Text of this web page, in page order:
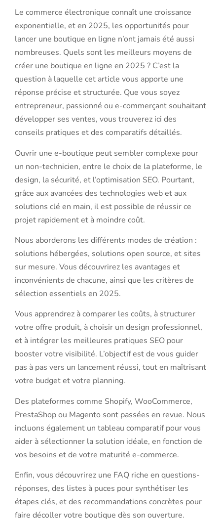
Le commerce électronique connaît une croissance
exponentielle, et en 2025, les opportunités pour
lancer une boutique en ligne n’ont jamais été aussi
nombreuses. Quels sont les meilleurs moyens de
créer une boutique en ligne en 2025 ? C’est la
question à laquelle cet article vous apporte une
réponse précise et structurée. Que vous soyez
entrepreneur, passionné ou e-commerçant souhaitant
développer ses ventes, vous trouverez ici des
conseils pratiques et des comparatifs détaillés.
Ouvrir une e-boutique peut sembler complexe pour
un non-technicien, entre le choix de la plateforme, le
design, la sécurité, et l’optimisation SEO. Pourtant,
grâce aux avancées des technologies web et aux
solutions clé en main, il est possible de réussir ce
projet rapidement et à moindre coût.
Nous aborderons les différents modes de création :
solutions hébergées, solutions open source, et sites
sur mesure. Vous découvrirez les avantages et
inconvénients de chacune, ainsi que les critères de
sélection essentiels en 2025.
Vous apprendrez à comparer les coûts, à structurer
votre offre produit, à choisir un design professionnel,
et à intégrer les meilleures pratiques SEO pour
booster votre visibilité. L’objectif est de vous guider
pas à pas vers un lancement réussi, tout en maîtrisant
votre budget et votre planning.
Des plateformes comme Shopify, WooCommerce,
PrestaShop ou Magento sont passées en revue. Nous
incluons également un tableau comparatif pour vous
aider à sélectionner la solution idéale, en fonction de
vos besoins et de votre maturité e-commerce.
Enfin, vous découvrirez une FAQ riche en questions-
réponses, des listes à puces pour synthétiser les
étapes clés, et des recommandations concrètes pour
faire décoller votre boutique dès son ouverture.